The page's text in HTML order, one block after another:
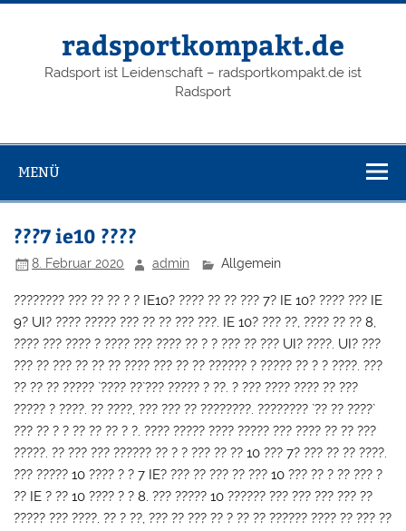
radsportkompakt.de
Radsport ist Leidenschaft – radsportkompakt.de ist
Radsport
MENÜ
???7 ie10 ????
8. Februar 2020 admin Allgemein
???????? ??? ?? ?? ? ? IE10? ???? ?? ?? ??? 7? IE 10? ???? ??? IE
9? UI? ???? ????? ??? ?? ?? ??? ???. IE 10? ??? ??, ???? ?? ?? 8,
???? ??? ???? ? ???? ??? ???? ?? ? ? ??? ?? ??? UI? ????. UI? ???
??? ?? ??? ?? ?? ?? ???? ??? ?? ?? ?????? ? ????? ?? ? ? ????. ???
?? ?? ?? ????? `???? ??`??? ????? ? ??. ? ??? ???? ???? ?? ???
????? ? ????. ?? ????, ??? ??? ?? ????????. ???????? `?? ?? ????`
??? ?? ? ? ?? ?? ?? ? ?. ???? ????? ???? ????? ??? ???? ?? ?? ???
?????. ?? ??? ??? ?????? ?? ? ? ??? ?? ?? 10 ??? 7? ??? ?? ?? ????.
??? ????? 10 ???? ? ? 7 IE? ??? ?? ??? ?? ??? 10 ??? ?? ? ?? ??? ?
?? IE ? ?? 10 ???? ? ? 8. ??? ????? 10 ?????? ??? ??? ??? ??? ??
????? ??? ????. ?? ? ??, ??? ?? ??? ?? ? ?? ?? ?????? ???? ?? ??? ??